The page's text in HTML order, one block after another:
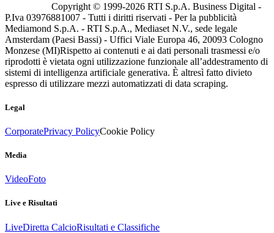
Copyright © 1999-2026 RTI S.p.A. Business Digital -
P.Iva 03976881007 - Tutti i diritti riservati - Per la pubblicità
Mediamond S.p.A. - RTI S.p.A., Mediaset N.V., sede legale
Amsterdam (Paesi Bassi) - Uffici Viale Europa 46, 20093 Cologno
Monzese (MI)Rispetto ai contenuti e ai dati personali trasmessi e/o
riprodotti è vietata ogni utilizzazione funzionale all’addestramento di
sistemi di intelligenza artificiale generativa. È altresì fatto divieto
espresso di utilizzare mezzi automatizzati di data scraping.
Legal
CorporatePrivacy PolicyCookie Policy
Media
VideoFoto
Live e Risultati
LiveDiretta CalcioRisultati e Classifiche